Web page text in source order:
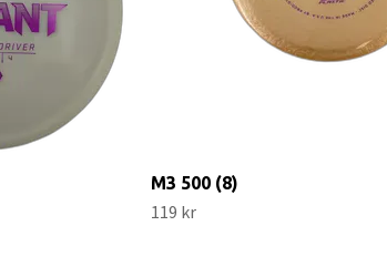
M3 500 (8)
119 kr